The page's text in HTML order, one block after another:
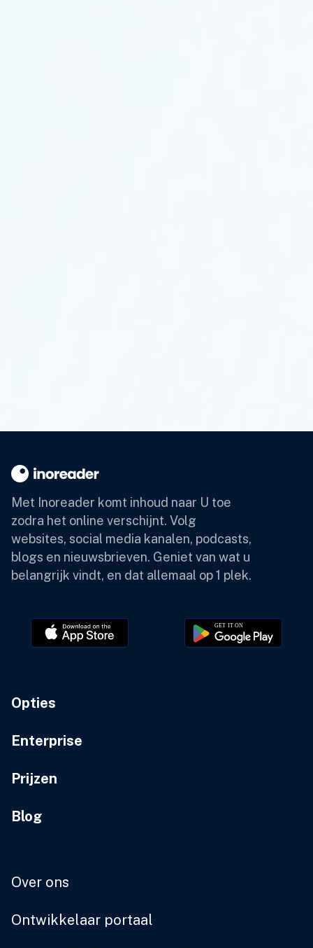
Met Inoreader komt inhoud naar U toe
zodra het online verschijnt. Volg
websites, social media kanalen, podcasts,
blogs en nieuwsbrieven. Geniet van wat u
belangrijk vindt, en dat allemaal op 1 plek.
Opties
Enterprise
Prijzen
Blog
Over ons
Ontwikkelaar portaal